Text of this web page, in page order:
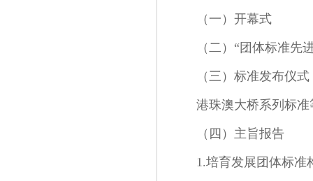
（一）开幕式
（二）“团体标准先
（三）标准发布仪式
港珠澳大桥系列标
（四）主旨报告
1.培育发展团体标准